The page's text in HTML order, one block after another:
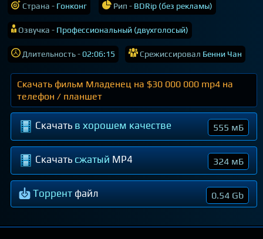
Страна - Гонконг Рип - BDRip (без рекламы)
Озвучка - Профессиональный (двухголосый)
Длительность -02:06:15 Срежиссировал Бенни Чан
Скачать фильм Младенец на $30 000 000 mp4 на
телефон / планшет
Скачать в хорошем качестве 555 мБ
Скачать сжатый MP4 324 мБ
Торрент файл 0.54 Gb